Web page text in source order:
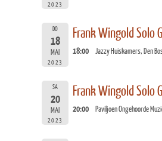
2023
DO
18
MAI
2023
Frank Wingold Solo
18:00 Jazzy Huiskamers, Den
SA
20
MAI
2023
Frank Wingold Solo
20:00 Paviljoen Ongehoorde